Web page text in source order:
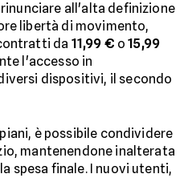
all'alta definizione
libertà di movimento,
da 11,99 € o15,99
l'accesso in
dispositivi, il secondo
è possibile condividere
mantenendone inalterata
spesa finale. I nuovi utenti,